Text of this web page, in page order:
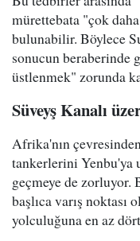
mürettebata "çok
bulunabilir. Böylece
sonucun beraberinde
üstlenmek" zorunda
Süveyş Kanalı
Afrika'nın
tankerlerini Yenbu'ya
geçmeye de
başlıca varış
yolculuğuna en az